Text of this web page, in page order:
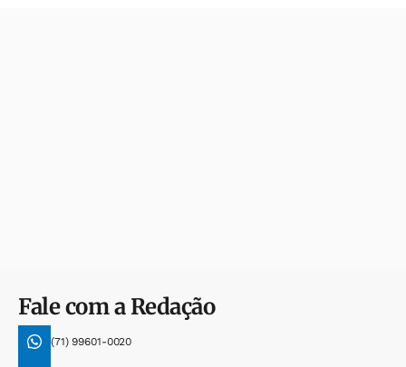
Fale com a Redação
(71) 99601-0020